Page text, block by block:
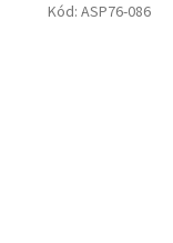
Kód: ASP76-086